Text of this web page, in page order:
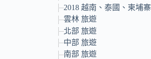
2018 越南、泰國、柬埔寨
雲林 旅遊
北部 旅遊
中部 旅遊
南部 旅遊